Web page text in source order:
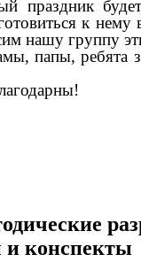
праздник
к нему
нашу группу
папы, ребята
и конспекты